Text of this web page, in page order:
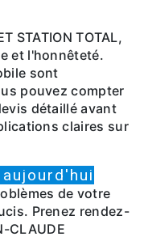
STATION TOTAL,
et l'honnêteté.
sont
pouvez compter
détaillé avant
claires sur
de votre
Prenez rendez-
CLAUDE